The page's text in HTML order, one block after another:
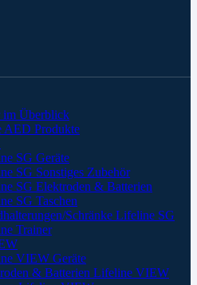
Überblick
AED Produkte
SG Geräte
SG Sonstiges Zubehör
SG Elektroden & Batterien
SG Taschen
Schränke Lifeline SG
Trainer
VIEW Geräte
& Batterien Lifeline VIEW